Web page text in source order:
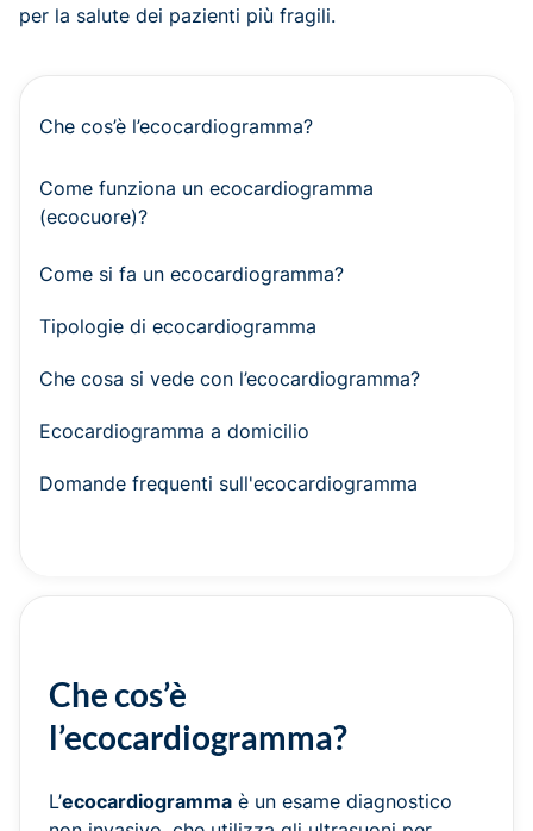
per la salute dei pazienti più fragili.
Che cos’è l’ecocardiogramma?
Come funziona un ecocardiogramma
(ecocuore)?
Come si fa un ecocardiogramma?
Tipologie di ecocardiogramma
Che cosa si vede con l’ecocardiogramma?
Ecocardiogramma a domicilio
Domande frequenti sull'ecocardiogramma
Che cos’è
l’ecocardiogramma?
L’ecocardiogramma è un esame diagnostico